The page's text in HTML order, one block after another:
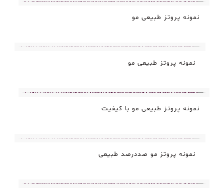
نمونه پروتز طبیعی مو
نمونه پروتز طبیعی مو
نمونه پروتز طبیعی مو با کیفیت
نمونه پروتز مو صددرصد طبیعی